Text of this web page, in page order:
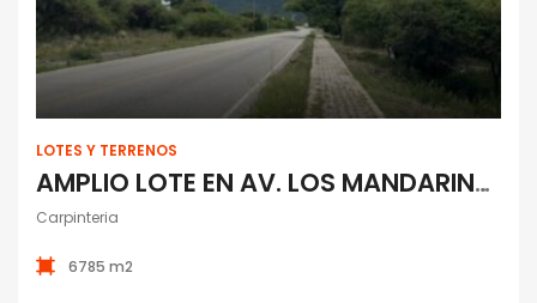
Lotes y Terrenos
LOTES Y TERRENOS
AMPLIO LOTE EN AV. LOS MANDARINOS
Carpinteria
6785 m2